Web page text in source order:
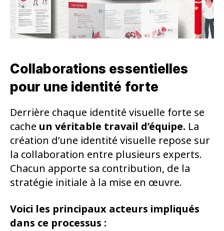
Collaborations essentielles
pour une identité forte
Derrière chaque identité visuelle forte se
cache un véritable travail d’équipe. La
création d’une identité visuelle repose sur
la collaboration entre plusieurs experts.
Chacun apporte sa contribution, de la
stratégie initiale à la mise en œuvre.
Voici les principaux acteurs impliqués
dans ce processus :